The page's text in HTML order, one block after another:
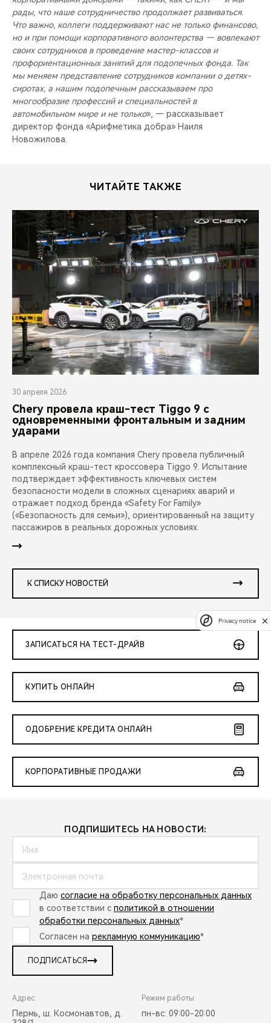
рады, что наше сотрудничество продолжает развиваться.
Что важно, коллеги поддерживают нас не только финансово,
но и при помощи корпоративного волонтерства — вовлекают
своих сотрудников в проведение мастер-классов и
профориентационных занятий для подопечных фонда. Так
мы меняем представление сотрудников компании о детях-
сиротах, а нашим подопечным рассказываем про
многообразие профессий и специальностей в
автомобильном мире и не только», — рассказывает
директор фонда «Арифметика добра» Наиля
Новожилова.
ЧИТАЙТЕ ТАКЖЕ
30 апреля 2026
Chery провела краш-тест Tiggo 9 с
одновременными фронтальным и задним
ударами
В апреле 2026 года компания Chery провела публичный
комплексный краш-тест кроссовера Tiggo 9. Испытание
подтверждает эффективность ключевых систем
безопасности модели в сложных сценариях аварий и
отражает подход бренда «Safety For Family»
(«Безопасность для семьи»), ориентированный на защиту
пассажиров в реальных дорожных условиях.
К СПИСКУ НОВОСТЕЙ
ЗАПИСАТЬСЯ НА ТЕСТ-ДРАЙВ
КУПИТЬ ОНЛАЙН
ОДОБРЕНИЕ КРЕДИТА ОНЛАЙН
КОРПОРАТИВНЫЕ ПРОДАЖИ
ПОДПИШИТЕСЬ НА НОВОСТИ:
Даю согласие на обработку персональных данных
в соответствии с политикой в отношении
обработки персональных данных*
Согласен на рекламную коммуникацию*
ПОДПИСАТЬСЯ
Адрес:
Пермь, ш. Космонавтов, д.
Режим работы:
пн-вс: 09:00-20:00
Privacy notice